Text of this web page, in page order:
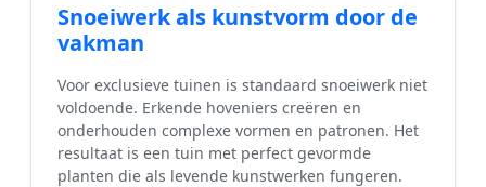
Snoeiwerk als kunstvorm door de
vakman
Voor exclusieve tuinen is standaard snoeiwerk niet
voldoende. Erkende hoveniers creëren en
onderhouden complexe vormen en patronen. Het
resultaat is een tuin met perfect gevormde
planten die als levende kunstwerken fungeren.